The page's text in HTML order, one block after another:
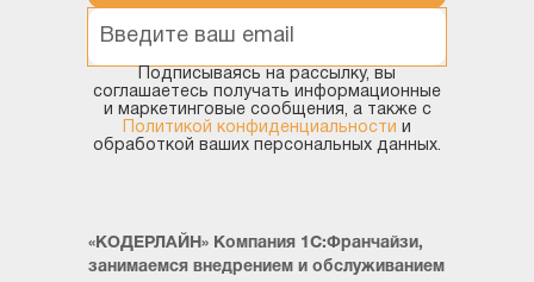
Подписываясь на рассылку, вы
соглашаетесь получать информационные
и маркетинговые сообщения, а также с
Политикой конфиденциальности и
обработкой ваших персональных данных.
«КОДЕРЛАЙН» Компания 1С:Франчайзи,
занимаемся внедрением и обслуживанием